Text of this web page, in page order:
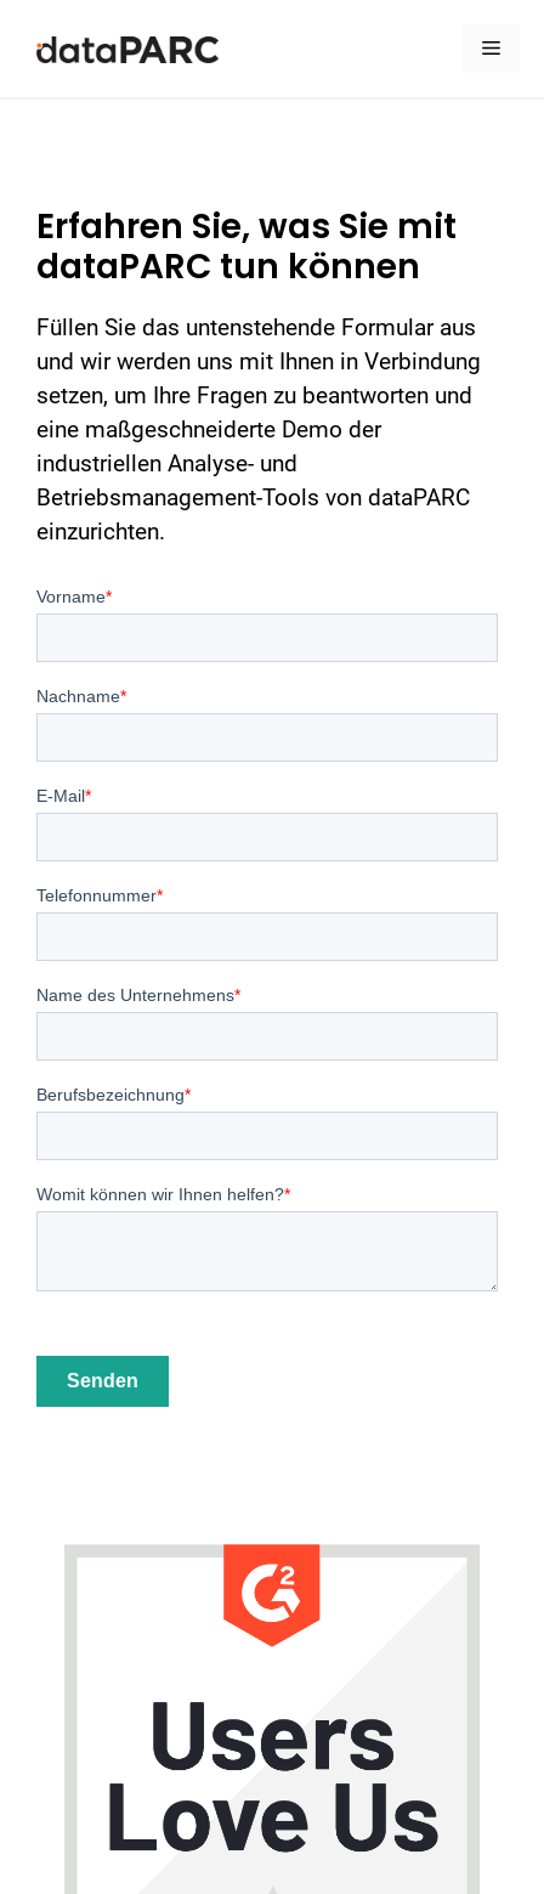
Erfahren Sie, was Sie mit
dataPARC tun können
Füllen Sie das untenstehende Formular aus
und wir werden uns mit Ihnen in Verbindung
setzen, um Ihre Fragen zu beantworten und
eine maßgeschneiderte Demo der
industriellen Analyse- und
Betriebsmanagement-Tools von dataPARC
einzurichten.